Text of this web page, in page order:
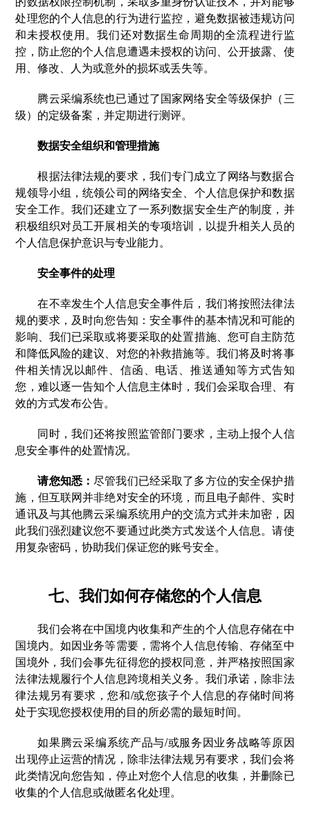
处理您的个人信息的行为进行监控，避免数据被违规访问
和未授权使用。我们还对数据生命周期的全流程进行监
控，防止您的个人信息遭遇未授权的访问、公开披露、使
用、修改、人为或意外的损坏或丢失等。
腾云采编系统也已通过了国家网络安全等级保护（三
级）的定级备案，并定期进行测评。
数据安全组织和管理措施
根据法律法规的要求，我们专门成立了网络与数据合
规领导小组，统领公司的网络安全、个人信息保护和数据
安全工作。我们还建立了一系列数据安全生产的制度，并
积极组织对员工开展相关的专项培训，以提升相关人员的
个人信息保护意识与专业能力。
安全事件的处理
在不幸发生个人信息安全事件后，我们将按照法律法
规的要求，及时向您告知：安全事件的基本情况和可能的
影响、我们已采取或将要采取的处置措施、您可自主防范
和降低风险的建议、对您的补救措施等。我们将及时将事
件相关情况以邮件、信函、电话、推送通知等方式告知
您，难以逐一告知个人信息主体时，我们会采取合理、有
效的方式发布公告。
同时，我们还将按照监管部门要求，主动上报个人信
息安全事件的处置情况。
请您知悉：尽管我们已经采取了多方位的安全保护措
施，但互联网并非绝对安全的环境，而且电子邮件、实时
通讯及与其他腾云采编系统用户的交流方式并未加密，因
此我们强烈建议您不要通过此类方式发送个人信息。请使
用复杂密码，协助我们保证您的账号安全。
七、我们如何存储您的个人信息
我们会将在中国境内收集和产生的个人信息存储在中
国境内。如因业务等需要，需将个人信息传输、存储至中
国境外，我们会事先征得您的授权同意，并严格按照国家
法律法规履行个人信息跨境相关义务。我们承诺，除非法
律法规另有要求，您和/或您孩子个人信息的存储时间将
处于实现您授权使用的目的所必需的最短时间。
如果腾云采编系统产品与/或服务因业务战略等原因
出现停止运营的情况，除非法律法规另有要求，我们会将
此类情况向您告知，停止对您个人信息的收集，并删除已
收集的个人信息或做匿名化处理。